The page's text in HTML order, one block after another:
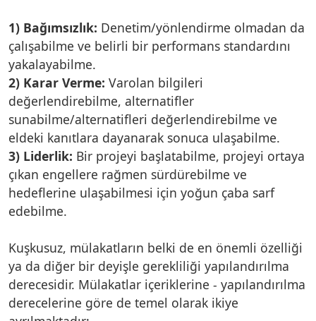
1) Bağımsızlık: Denetim/yönlendirme olmadan da
çalışabilme ve belirli bir performans standardını
yakalayabilme.
2) Karar Verme: Varolan bilgileri
değerlendirebilme, alternatifler
sunabilme/alternatifleri değerlendirebilme ve
eldeki kanıtlara dayanarak sonuca ulaşabilme.
3) Liderlik: Bir projeyi başlatabilme, projeyi ortaya
çıkan engellere rağmen sürdürebilme ve
hedeflerine ulaşabilmesi için yoğun çaba sarf
edebilme.
Kuşkusuz, mülakatların belki de en önemli özelliği
ya da diğer bir deyişle gerekliliği yapılandırılma
derecesidir. Mülakatlar içeriklerine - yapılandırılma
derecelerine göre de temel olarak ikiye